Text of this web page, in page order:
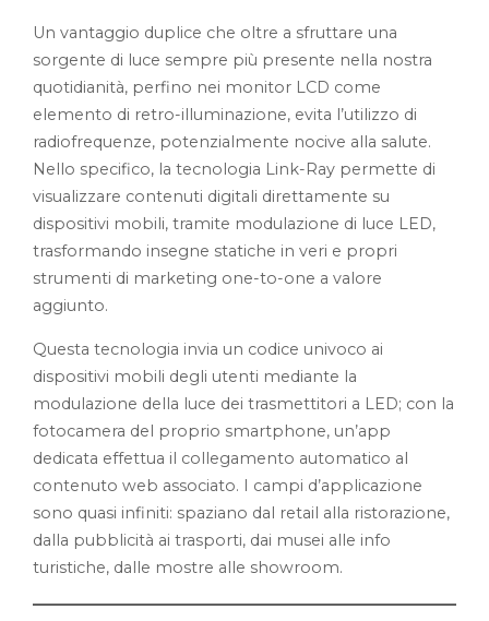
Un vantaggio duplice che oltre a sfruttare una
sorgente di luce sempre più presente nella nostra
quotidianità, perfino nei monitor LCD come
elemento di retro-illuminazione, evita l’utilizzo di
radiofrequenze, potenzialmente nocive alla salute.
Nello specifico, la tecnologia Link-Ray permette di
visualizzare contenuti digitali direttamente su
dispositivi mobili, tramite modulazione di luce LED,
trasformando insegne statiche in veri e propri
strumenti di marketing one-to-one a valore
aggiunto.
Questa tecnologia invia un codice univoco ai
dispositivi mobili degli utenti mediante la
modulazione della luce dei trasmettitori a LED; con la
fotocamera del proprio smartphone, un’app
dedicata effettua il collegamento automatico al
contenuto web associato. I campi d’applicazione
sono quasi infiniti: spaziano dal retail alla ristorazione,
dalla pubblicità ai trasporti, dai musei alle info
turistiche, dalle mostre alle showroom.